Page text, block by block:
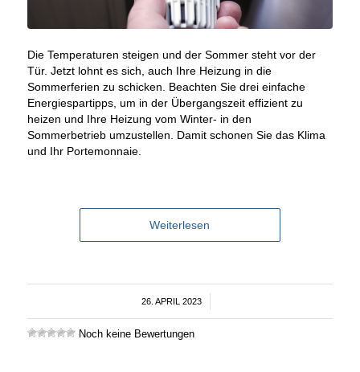
Die Temperaturen steigen und der Sommer steht vor der
Tür. Jetzt lohnt es sich, auch Ihre Heizung in die
Sommerferien zu schicken. Beachten Sie drei einfache
Energiespartipps, um in der Übergangszeit effizient zu
heizen und Ihre Heizung vom Winter- in den
Sommerbetrieb umzustellen. Damit schonen Sie das Klima
und Ihr Portemonnaie.
Weiterlesen
26. APRIL 2023
/
Noch keine Bewertungen